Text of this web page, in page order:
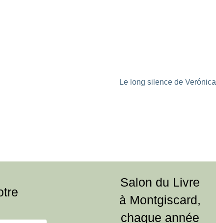
Le long silence de Verónica
Salon du Livre
à Montgiscard,
chaque année